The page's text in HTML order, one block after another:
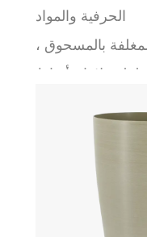
الحرفية والمواد
بالمسحوق ،
لإنتاج أنماط
تسلق المياه.
تحمل المتغيرات
تصميم براعة